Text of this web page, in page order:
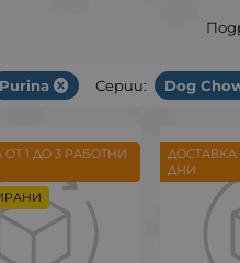
Purina Серии: Dog
1 ДО 3 РАБОТНИ
ДОСТАВКА
ДНИ